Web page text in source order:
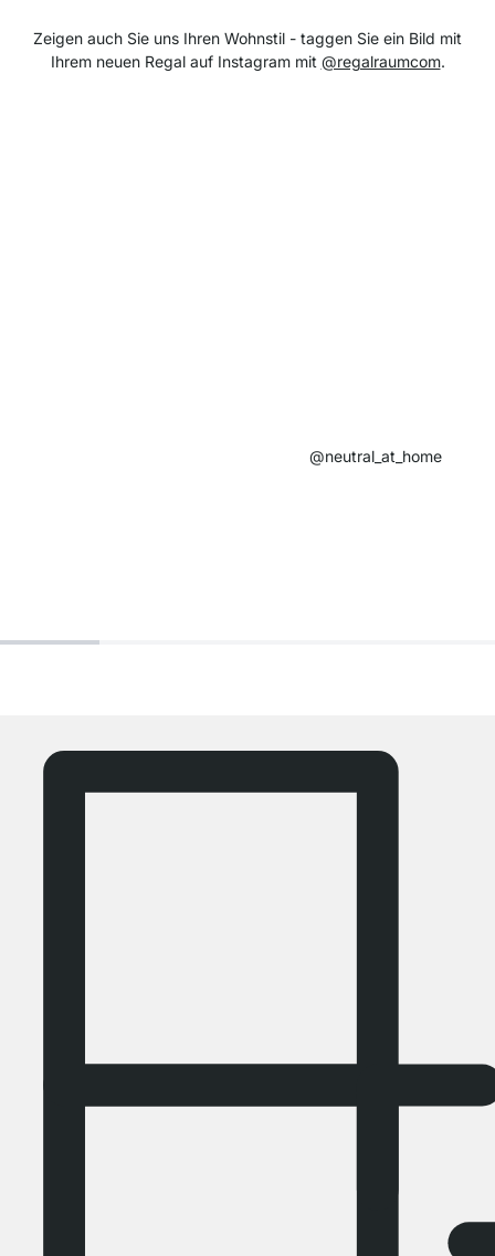
Zeigen auch Sie uns Ihren Wohnstil - taggen Sie ein Bild mit
Ihrem neuen Regal auf Instagram mit @regalraumcom.
@neutral_at_home